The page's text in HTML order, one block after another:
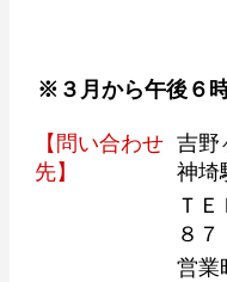
※３月から午後６
【問い合わせ
先】
吉
神埼
Ｔ
８７
営業